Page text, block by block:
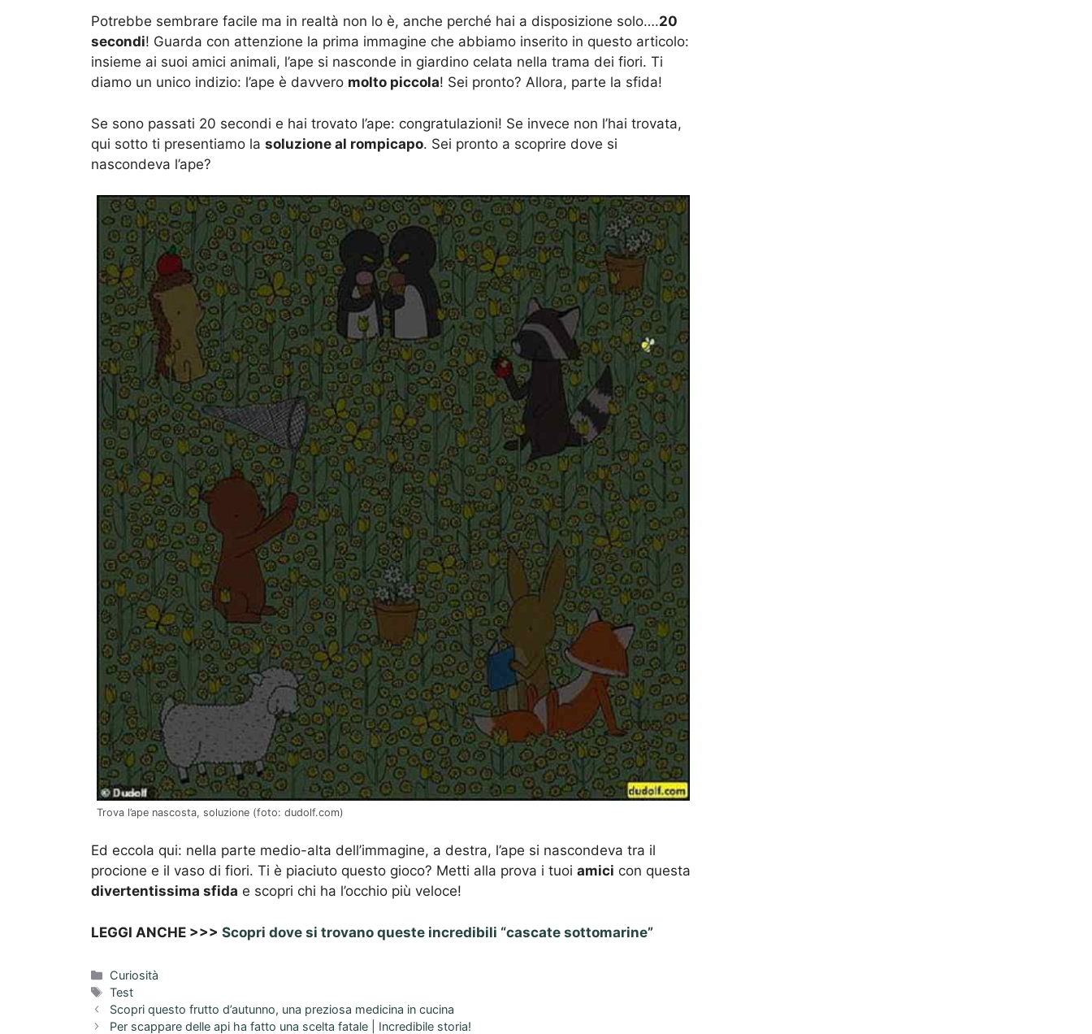
Potrebbe sembrare facile ma in realtà non lo è, anche perché hai a disposizione solo….20
secondi! Guarda con attenzione la prima immagine che abbiamo inserito in questo articolo:
insieme ai suoi amici animali, l’ape si nasconde in giardino celata nella trama dei fiori. Ti
diamo un unico indizio: l’ape è davvero molto piccola! Sei pronto? Allora, parte la sfida!
Se sono passati 20 secondi e hai trovato l’ape: congratulazioni! Se invece non l’hai trovata,
qui sotto ti presentiamo la soluzione al rompicapo. Sei pronto a scoprire dove si
nascondeva l’ape?
Trova l’ape nascosta, soluzione (foto: dudolf.com)
Ed eccola qui: nella parte medio-alta dell’immagine, a destra, l’ape si nascondeva tra il
procione e il vaso di fiori. Ti è piaciuto questo gioco? Metti alla prova i tuoi amici con questa
divertentissima sfida e scopri chi ha l’occhio più veloce!
LEGGI ANCHE >>> Scopri dove si trovano queste incredibili “cascate sottomarine”
Categorie
Curiosità
Tag
Test
Scopri questo frutto d’autunno, una preziosa medicina in cucina
Per scappare delle api ha fatto una scelta fatale | Incredibile storia!